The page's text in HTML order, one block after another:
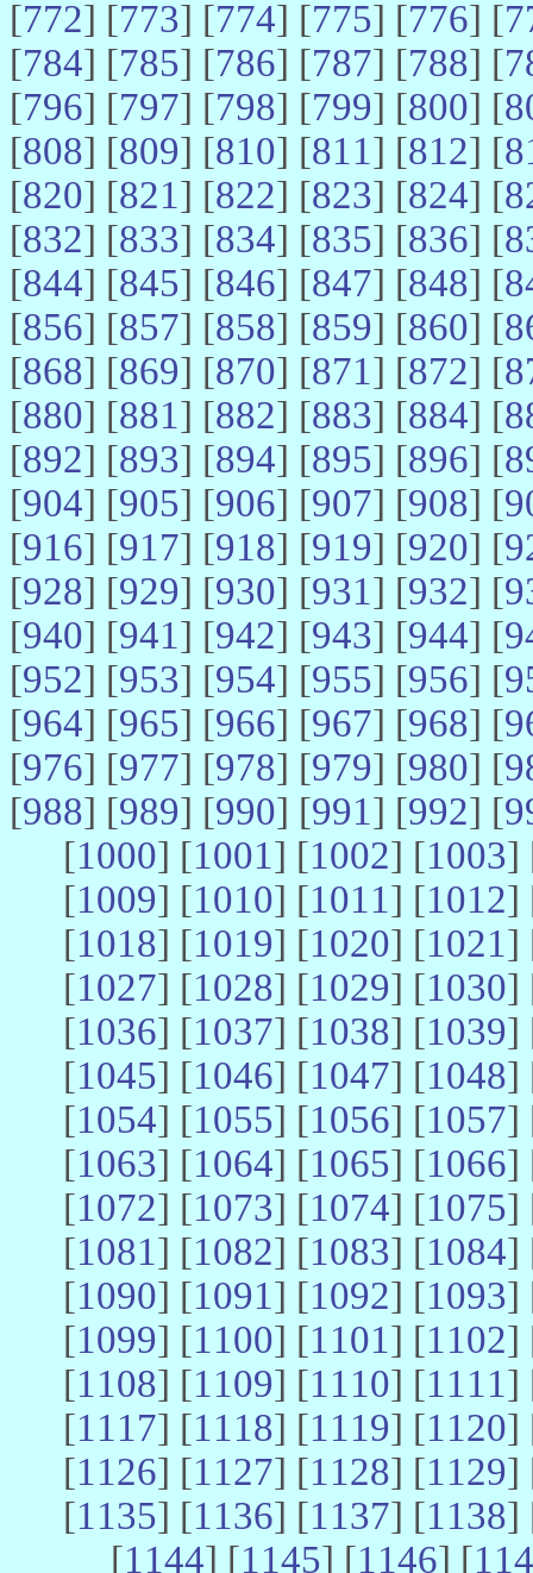
[772] [773] [774] [775] [776] [
[784] [785] [786] [787] [788] [
[796] [797] [798] [799] [800] [
[808] [809] [810] [811] [812] [
[820] [821] [822] [823] [824] [
[832] [833] [834] [835] [836] [
[844] [845] [846] [847] [848] [
[856] [857] [858] [859] [860] [
[868] [869] [870] [871] [872] [
[880] [881] [882] [883] [884] [
[892] [893] [894] [895] [896] [
[904] [905] [906] [907] [908] [
[916] [917] [918] [919] [920] [
[928] [929] [930] [931] [932] [
[940] [941] [942] [943] [944] [
[952] [953] [954] [955] [956] [
[964] [965] [966] [967] [968] [
[976] [977] [978] [979] [980] [
[988] [989] [990] [991] [992] [
[1000] [1001] [1002] [1003]
[1009] [1010] [1011] [1012]
[1018] [1019] [1020] [1021]
[1027] [1028] [1029] [1030]
[1036] [1037] [1038] [1039]
[1045] [1046] [1047] [1048]
[1054] [1055] [1056] [1057]
[1063] [1064] [1065] [1066]
[1072] [1073] [1074] [1075]
[1081] [1082] [1083] [1084]
[1090] [1091] [1092] [1093]
[1099] [1100] [1101] [1102]
[1108] [1109] [1110] [1111]
[1117] [1118] [1119] [1120]
[1126] [1127] [1128] [1129]
[1135] [1136] [1137] [1138]
[1144] [1145] [1146] [